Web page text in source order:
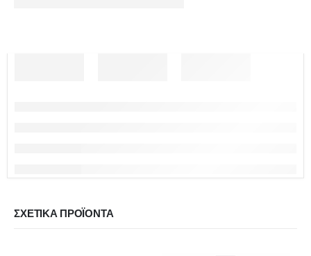
ΣΧΕΤΙΚΆ ΠΡΟΪΌΝΤΑ